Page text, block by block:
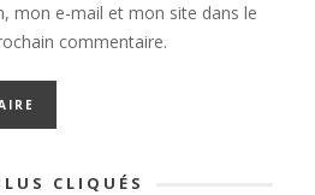
mon e-mail et mon site dans le
commentaire.
CLIQUÉS